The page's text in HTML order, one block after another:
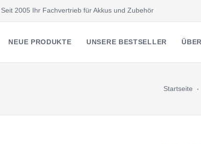
2005 Ihr Fachvertrieb für Akkus und Zubehör
NEUE PRODUKTE UNSERE BESTSELLER
Startseite